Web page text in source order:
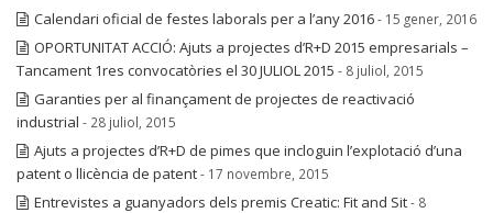
Calendari oficial de festes laborals per a l’any 2016- 15 gener, 2016
OPORTUNITAT ACCIÓ: Ajuts a projectes d’R+D 2015 empresarials –
Tancament 1res convocatòries el 30 JULIOL 2015 - 8 juliol, 2015
Garanties per al finançament de projectes de reactivació
industrial - 28 juliol, 2015
Ajuts a projectes d’R+D de pimes que incloguin l’explotació d’una
patent o llicència de patent- 17 novembre, 2015
Entrevistes a guanyadors dels premis Creatic: Fit and Sit- 8